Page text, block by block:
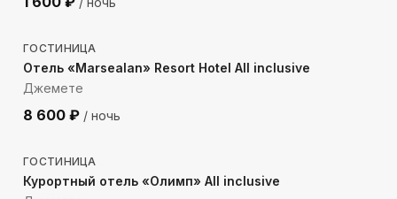
910м до моря
ГОСТИНИЦА
Отель «Marsealan» Resort Hotel All inclusive
Джемете
8 600 ₽ / ночь
613 м до моря
ГОСТИНИЦА
Курортный отель «Олимп» All inclusive